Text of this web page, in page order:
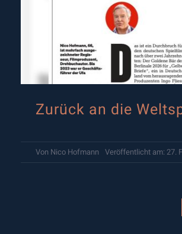
Zurück an die
Von Nico Hofmann Veröffentlicht am: 27.